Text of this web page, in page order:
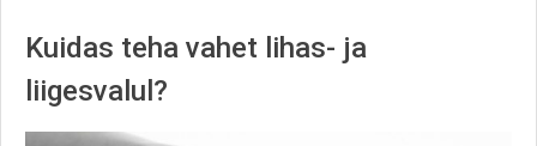
Kuidas teha vahet lihas- ja
liigesvalul?